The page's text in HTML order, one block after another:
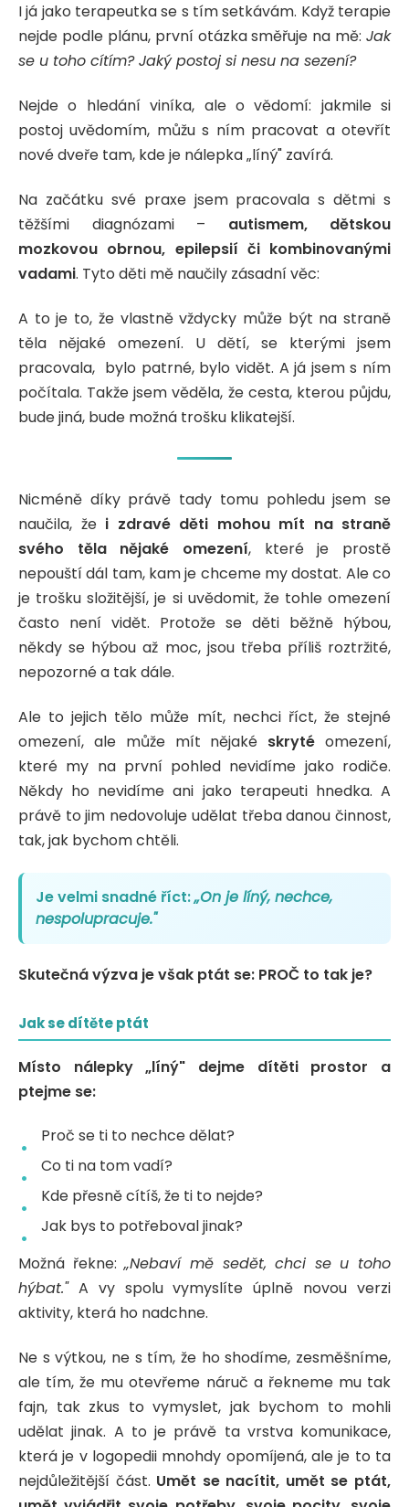
I já jako terapeutka se s tím setkávám. Když terapie
nejde podle plánu, první otázka směřuje na mě: Jak
se u toho cítím? Jaký postoj si nesu na sezení?
Nejde o hledání viníka, ale o vědomí: jakmile si
postoj uvědomím, můžu s ním pracovat a otevřít
nové dveře tam, kde je nálepka „líný" zavírá.
Na začátku své praxe jsem pracovala s dětmi s
těžšími diagnózami – autismem, dětskou
mozkovou obrnou, epilepsií či kombinovanými
vadami. Tyto děti mě naučily zásadní věc:
A to je to, že vlastně vždycky může být na straně
těla nějaké omezení. U dětí, se kterými jsem
pracovala, bylo patrné, bylo vidět. A já jsem s ním
počítala. Takže jsem věděla, že cesta, kterou půjdu,
bude jiná, bude možná trošku klikatejší.
Nicméně díky právě tady tomu pohledu jsem se
naučila, že i zdravé děti mohou mít na straně
svého těla nějaké omezení, které je prostě
nepouští dál tam, kam je chceme my dostat. Ale co
je trošku složitější, je si uvědomit, že tohle omezení
často není vidět. Protože se děti běžně hýbou,
někdy se hýbou až moc, jsou třeba příliš roztržité,
nepozorné a tak dále.
Ale to jejich tělo může mít, nechci říct, že stejné
omezení, ale může mít nějaké skryté omezení,
které my na první pohled nevidíme jako rodiče.
Někdy ho nevidíme ani jako terapeuti hnedka. A
právě to jim nedovoluje udělat třeba danou činnost,
tak, jak bychom chtěli.
Je velmi snadné říct:„On je líný, nechce,
nespolupracuje."
Skutečná výzva je však ptát se: PROČ to tak je?
Jak se dítěte ptát
Místo nálepky „líný" dejme dítěti prostor a
ptejme se:
Proč se ti to nechce dělat?
Co ti na tom vadí?
Kde přesně cítíš, že ti to nejde?
Jak bys to potřeboval jinak?
Možná řekne:„Nebaví mě sedět, chci se u toho
hýbat."A vy spolu vymyslíte úplně novou verzi
aktivity, která ho nadchne.
Ne s výtkou, ne s tím, že ho shodíme, zesměšníme,
ale tím, že mu otevřeme náruč a řekneme mu tak
fajn, tak zkus to vymyslet, jak bychom to mohli
udělat jinak. A to je právě ta vrstva komunikace,
která je v logopedii mnohdy opomíjená, ale je to ta
nejdůležitější část. Umět se nacítit, umět se ptát,